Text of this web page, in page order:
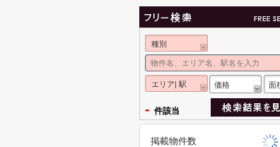
種別
エリア| 駅 価格 面
- 件該当
掲載物件数